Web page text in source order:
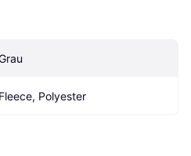
Fleece, Polyester